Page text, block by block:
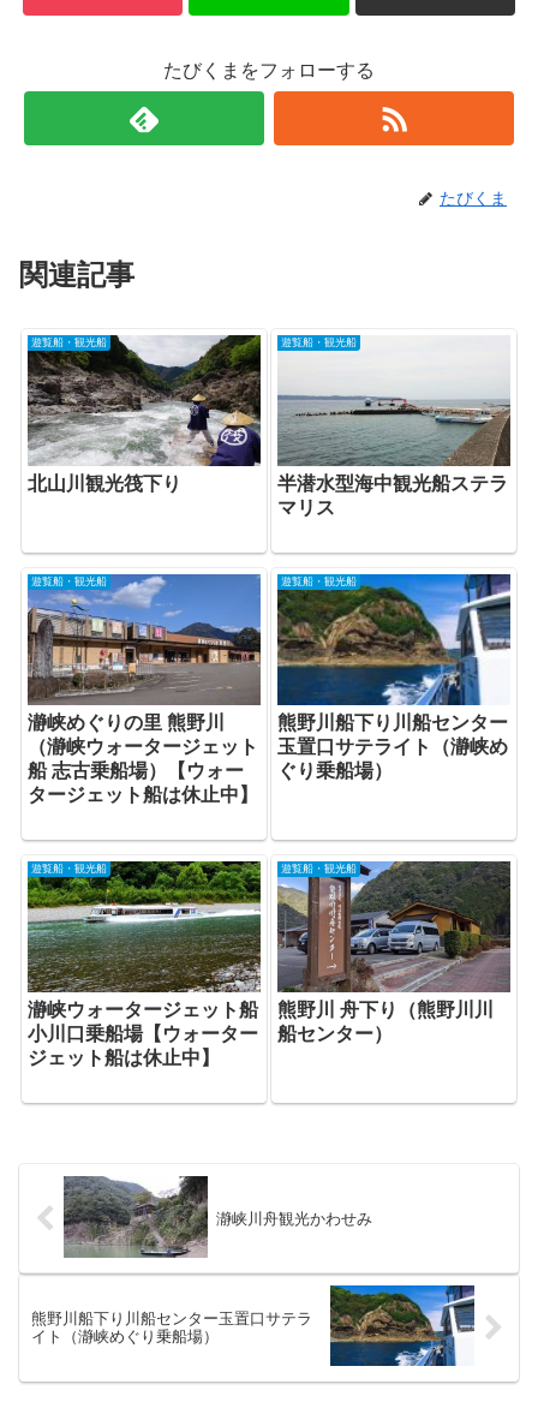
たびくまをフォローする
たびくま
関連記事
遊覧船・観光船
北山川観光筏下り
遊覧船・観光船
半潜水型海中観光船ステラ
マリス
遊覧船・観光船
瀞峡めぐりの里 熊野川
（瀞峡ウォータージェット
船 志古乗船場）【ウォー
タージェット船は休止中】
遊覧船・観光船
熊野川船下り川船センター
玉置口サテライト（瀞峡め
ぐり乗船場）
遊覧船・観光船
瀞峡ウォータージェット船
小川口乗船場【ウォーター
ジェット船は休止中】
遊覧船・観光船
熊野川 舟下り（熊野川川
船センター）
瀞峡川舟観光かわせみ
熊野川船下り川船センター玉置口サテラ
イト（瀞峡めぐり乗船場）